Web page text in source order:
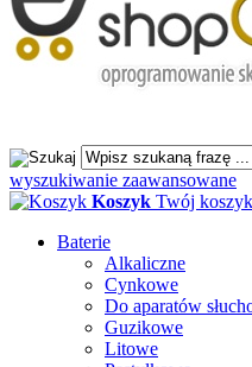
wyszukiwanie zaawansowane
Koszyk Twój
Baterie
Alkaliczne
Cynkowe
Do aparatów
Guzikowe
Litowe